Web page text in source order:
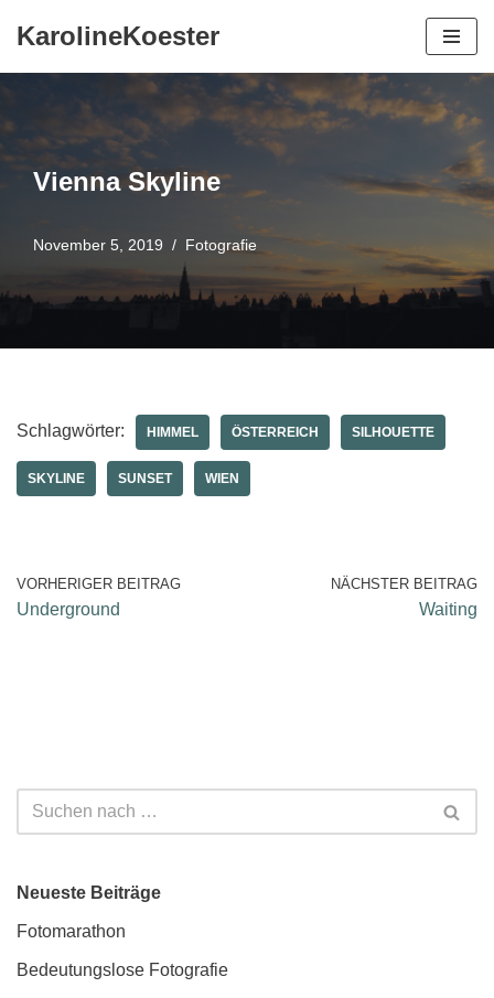
KarolineKoester
Vienna Skyline
November 5, 2019 Fotografie
Schlagwörter: HIMMEL ÖSTERREICH SILHOUETTE
SKYLINE SUNSET WIEN
VORHERIGER BEITRAG
Underground
NÄCHSTER BEITRAG
Waiting
Neueste Beiträge
Fotomarathon
Bedeutungslose Fotografie